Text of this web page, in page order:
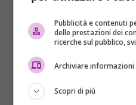
illegittima”. “Io – ha
intendevo nominarla con
stata sottoposta una
chiesto parere all’Anac
riguardo, sanzionando
indotta
persona che sia stata
Pubblicità e contenuti
delle prestazioni dei
ricerche sul pubblico,
Archiviare
Scopri di più